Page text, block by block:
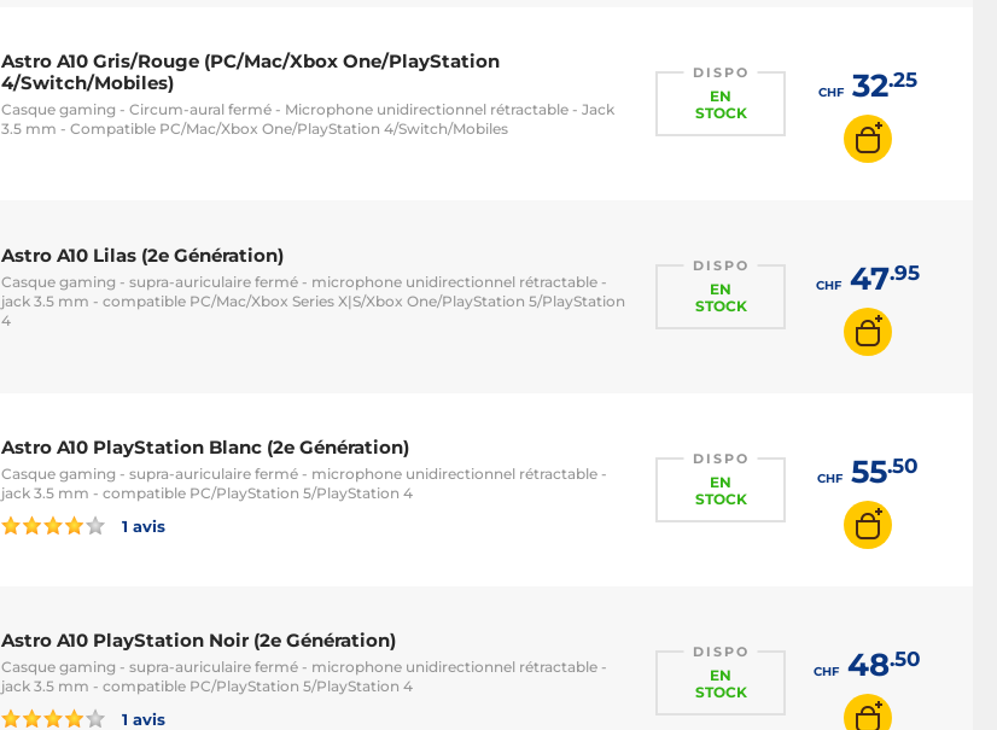
Astro A10 Gris/Rouge (PC/Mac/Xbox One/PlayStation
4/Switch/Mobiles)
Casque gaming - Circum-aural fermé - Microphone unidirectionnel rétractable - Jack
3.5 mm - Compatible PC/Mac/Xbox One/PlayStation 4/Switch/Mobiles
DISPO
EN
STOCK
CHF32.25
Astro A10 Lilas (2e Génération)
Casque gaming - supra-auriculaire fermé - microphone unidirectionnel rétractable -
jack 3.5 mm - compatible PC/Mac/Xbox Series X|S/Xbox One/PlayStation 5/PlayStation
4
DISPO
EN
STOCK
CHF47.95
Astro A10 PlayStation Blanc (2e Génération)
Casque gaming - supra-auriculaire fermé - microphone unidirectionnel rétractable -
jack 3.5 mm - compatible PC/PlayStation 5/PlayStation 4
1 avis
DISPO
EN
STOCK
CHF55.50
Astro A10 PlayStation Noir (2e Génération)
Casque gaming - supra-auriculaire fermé - microphone unidirectionnel rétractable -
jack 3.5 mm - compatible PC/PlayStation 5/PlayStation 4
1 avis
DISPO
EN
STOCK
CHF48.50